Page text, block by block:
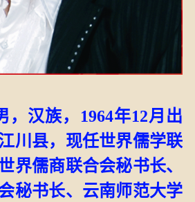
，汉族， 1964年12月出
川县，现任世界儒学联
界儒商联合会秘书长、
秘书长、 云南师范大学